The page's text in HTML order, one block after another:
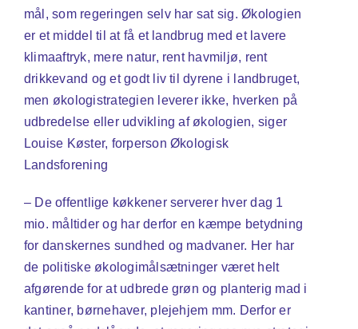
mål, som regeringen selv har sat sig. Økologien
er et middel til at få et landbrug med et lavere
klimaaftryk, mere natur, rent havmiljø, rent
drikkevand og et godt liv til dyrene i landbruget,
men økologistrategien leverer ikke, hverken på
udbredelse eller udvikling af økologien, siger
Louise Køster, forperson Økologisk
Landsforening
– De offentlige køkkener serverer hver dag 1
mio. måltider og har derfor en kæmpe betydning
for danskernes sundhed og madvaner. Her har
de politiske økologimålsætninger været helt
afgørende for at udbrede grøn og planterig mad i
kantiner, børnehaver, plejehjem mm. Derfor er